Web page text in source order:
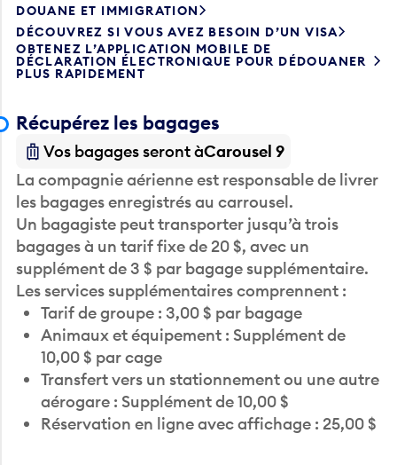
DOUANE ET IMMIGRATION
DÉCOUVREZ SI VOUS AVEZ BESOIN D’UN VISA
OBTENEZ L’APPLICATION MOBILE DE
DÉCLARATION ÉLECTRONIQUE POUR DÉDOUANER
PLUS RAPIDEMENT
Récupérez les bagages
Vos bagages seront àCarousel 9
La compagnie aérienne est responsable de livrer
les bagages enregistrés au carrousel.
Un bagagiste peut transporter jusqu’à trois
bagages à un tarif fixe de 20 $, avec un
supplément de 3 $ par bagage supplémentaire.
Les services supplémentaires comprennent :
Tarif de groupe : 3,00 $ par bagage
Animaux et équipement : Supplément de
10,00 $ par cage
Transfert vers un stationnement ou une autre
aérogare : Supplément de 10,00 $
Réservation en ligne avec affichage : 25,00 $